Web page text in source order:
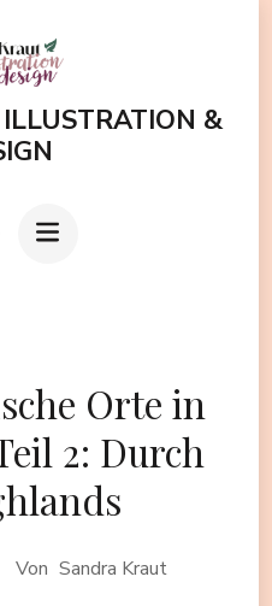
&
Orte in
2: Durch
Von Sandra Kraut